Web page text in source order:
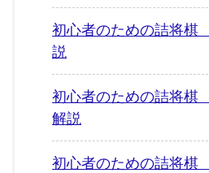
初心者のための詰将
説
初心者のための詰将
解説
初心者のための詰将